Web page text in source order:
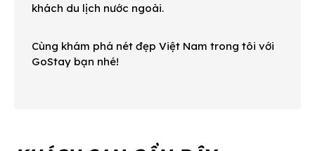
khách du lịch nước ngoài.
Cùng khám phá nét đẹp Việt Nam trong tôi với
GoStay bạn nhé!